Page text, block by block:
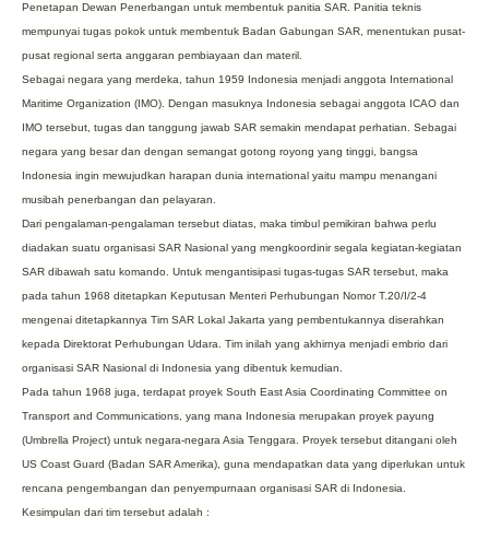
Penetapan Dewan Penerbangan untuk membentuk panitia SAR. Panitia teknis
mempunyai tugas pokok untuk membentuk Badan Gabungan SAR, menentukan pusat-
pusat regional serta anggaran pembiayaan dan materil.
Sebagai negara yang merdeka, tahun 1959 Indonesia menjadi anggota International
Maritime Organization (IMO). Dengan masuknya Indonesia sebagai anggota ICAO dan
IMO tersebut, tugas dan tanggung jawab SAR semakin mendapat perhatian. Sebagai
negara yang besar dan dengan semangat gotong royong yang tinggi, bangsa
Indonesia ingin mewujudkan harapan dunia international yaitu mampu menangani
musibah penerbangan dan pelayaran.
Dari pengalaman-pengalaman tersebut diatas, maka timbul pemikiran bahwa perlu
diadakan suatu organisasi SAR Nasional yang mengkoordinir segala kegiatan-kegiatan
SAR dibawah satu komando. Untuk mengantisipasi tugas-tugas SAR tersebut, maka
pada tahun 1968 ditetapkan Keputusan Menteri Perhubungan Nomor T.20/I/2-4
mengenai ditetapkannya Tim SAR Lokal Jakarta yang pembentukannya diserahkan
kepada Direktorat Perhubungan Udara. Tim inilah yang akhirnya menjadi embrio dari
organisasi SAR Nasional di Indonesia yang dibentuk kemudian.
Pada tahun 1968 juga, terdapat proyek South East Asia Coordinating Committee on
Transport and Communications, yang mana Indonesia merupakan proyek payung
(Umbrella Project) untuk negara-negara Asia Tenggara. Proyek tersebut ditangani oleh
US Coast Guard (Badan SAR Amerika), guna mendapatkan data yang diperlukan untuk
rencana pengembangan dan penyempurnaan organisasi SAR di Indonesia.
Kesimpulan dari tim tersebut adalah :